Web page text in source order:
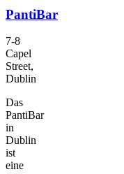
PantiBar
7-8
Capel
Street,
Dublin
Das
PantiBar
in
Dublin
ist
eine